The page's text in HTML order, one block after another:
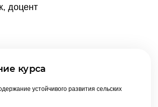
доцент
курса
устойчивого развития сельских